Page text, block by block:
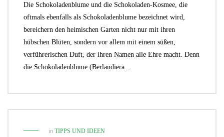
Die Schokoladenblume und die Schokoladen-Kosmee, die
oftmals ebenfalls als Schokoladenblume bezeichnet wird,
bereichern den heimischen Garten nicht nur mit ihren
hübschen Blüten, sondern vor allem mit einem süßen,
verführerischen Duft, der ihren Namen alle Ehre macht. Denn
die Schokoladenblume (Berlandiera…
in TIPPS UND IDEEN